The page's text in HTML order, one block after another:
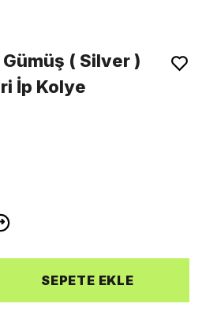
( Silver )
İp Kolye
SEPETE EKLE